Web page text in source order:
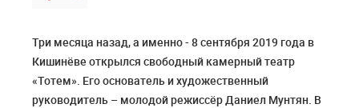
Три месяца назад, а именно - 8 сентября 2019 года в
Кишинёве открылся свободный камерный театр
«Тотем». Его основатель и художественный
руководитель – молодой режиссёр Даниел Мунтян. В